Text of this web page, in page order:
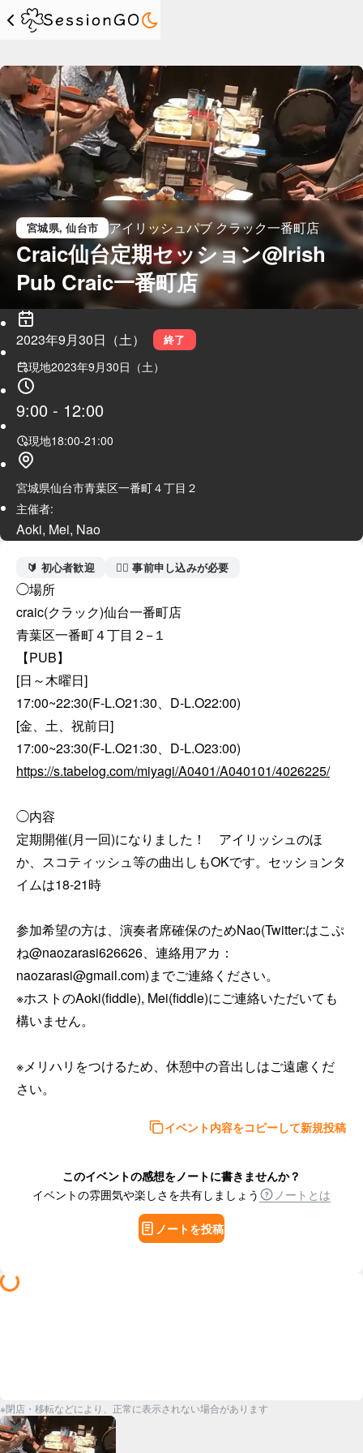
宮城県, 仙台市 アイリッシュパブ クラック一番町店
Craic仙台定期セッション@Irish
Pub Craic一番町店
2023年9月30日（土） 終了
現地2023年9月30日（土）
9:00 - 12:00
現地18:00-21:00
宮城県仙台市青葉区一番町４丁目２
主催者:
Aoki, Mei, Nao
🔰 初心者歓迎 🙋‍♀️ 事前申し込みが必要
◯場所
craic(クラック)仙台一番町店
青葉区一番町４丁目２−１
【PUB】
[日～木曜日]
17:00~22:30(F-L.O21:30、D-L.O22:00)
[金、土、祝前日]
https://s.tabelog.com/miyagi/A0401/A040101/4026225/
◯内容
定期開催(月一回)になりました！　アイリッシュのほ
か、スコティッシュ等の曲出しもOKです。セッションタ
イムは18-21時
参加希望の方は、演奏者席確保のためNao(Twitter:はこぷ
ね@naozarasi626626、連絡用アカ：
naozarasi@gmail.com)までご連絡ください。
※ホストのAoki(fiddle), Mei(fiddle)にご連絡いただいても
構いません。
※メリハリをつけるため、休憩中の音出しはご遠慮くだ
さい。
イベント内容をコピーして新規投稿
このイベントの感想をノートに書きませんか？
イベントの雰囲気や楽しさを共有しましょう
ノートとは
ノートを投稿
※閉店・移転などにより、正常に表示されない場合があります